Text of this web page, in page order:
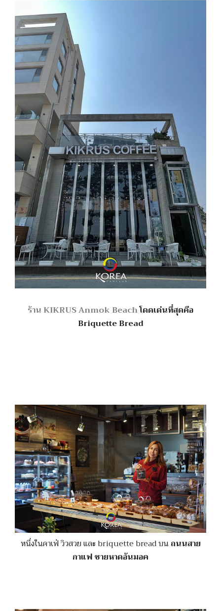
ร้าน KIKRUS Anmok Beachโดดเด่นที่สุดคือ
Briquette Bread
หนึ่งในคาเฟ่ วิวสวย และ briquette bread บนถนนสาย
กาแฟชายหาดอันมอค